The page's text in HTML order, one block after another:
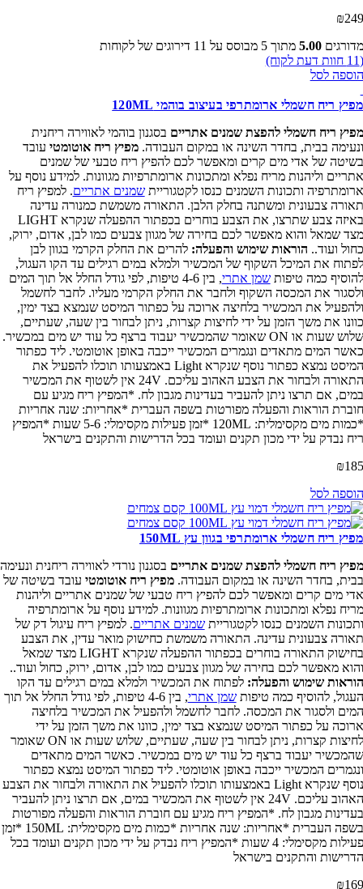
₪249
מדורגים5.00 מתוך 5 מבוסס על 11 דירוגים של לקוחות
(
11 חוות דעת לקוח)
הוספה לסל
מפיץ ריח חשמלי ארומתרפי בעיצוב בוהמי 120ML
מפיץ ריח חשמלי להפצת שמנים אתריים בסגנון בוהמי לאווירה ריחנית
ונעימה בבית, בחדר השינה או במקום העבודה.מפיץ ריח אוטומטי עובד
בשיטה של אדי מים קרים ומאפשר לכם להפיץ ריח טבעי של שמנים
אתריים וליהנות מריח נפלא ומתכונות ארומתרפיות מגוונות. למידע נוסף על
ארומתרפיה ותכונות השמנים כנסו לקטגורייתשמנים אתריים. למפיץ ריח
תאורה צבעונית ומשתנה בחלק הלבן. התאורה משמשת כמנורה עדינה
באיזה צבע שתרצו, את הצבע בוחרים בכפתור ההפעלה שנקרא LIGHT
מצד שמאל והוא מאפשר לכם בחירה של מגוון צבעים כמו לבן, אדום, ירוק,
כחול ועוד.. הוראות שימוש והפעלה: להרים את החלק הקרמי בגוון לבן
לפתוח את המיכל השקוף של המכשיר ולמלא במים רגילים עד הקו העגול,
להוסיף כמה טיפותשמן אתרי
, בין 4-6 טיפות, לפי גודל החלל אל תוך המים
ולסגור את המכסה השקוף ולחבר את החלק הקרמי מעליו. לחבר לחשמל
ולהפעיל את המכשיר בלחיצה ארוכה על כפתור המיסט שנמצא בצד ימין,
כוונו את משך הזמן על ידי לחיצות קצרות, ניתן לבחור בין שעה, שעתיים,
שלוש שעות או ON שאומר שהמכשיר יעבוד ברצף כל עוד יש מים במכשיר.
כאשר המים מתאדים ונגמרים המכשיר ייכבה באופן אוטומטי. ליד כפתור
המיסט נמצא כפתור נוסף שנקרא Light באמצעותו תוכלו להפעיל את
התאורה ולבחור את הצבע האהוב עליכם. 24V אין לשטוף את המכשיר
במים, אם תרצו ניתן להעביר בעדינות מגבון לח. *המפיץ ריח מגיע עם
חוברת הוראות והפעלה מפורטות בשפה העברית *אחריות: שנה אחריות
*כמות מים מקסימלית: 120ML *זמן פעילות מקסימלי: 5-6 שעות *המפיץ
ריח נבדק על ידי מכון תקנים ועומד בכל הדרישות והתקנים בישראל
₪185
הוספה לסל
מפיץ ריח חשמלי ארומתרפי בגוון עץ 150ML
מפיץ ריח חשמלי להפצת שמנים אתריים בסגנון נורדי לאווירה ריחנית ונעימה
בבית, בחדר השינה או במקום העבודה.מפיץ ריח אוטומטי עובד בשיטה של
אדי מים קרים ומאפשר לכם להפיץ ריח טבעי של שמנים אתריים וליהנות
מריח נפלא ומתכונות ארומתרפיות מגוונות. למידע נוסף על ארומתרפיה
ותכונות השמנים כנסו לקטגורייתשמנים אתריים. למפיץ ריח עיגול דק של
תאורה צבעונית עדינה. התאורה משמשת כחישוק מואר עדין, את הצבע
בחישוק התאורה בוחרים בכפתור ההפעלה שנקרא LIGHT מצד שמאל
והוא מאפשר לכם בחירה של מגוון צבעים כמו לבן, אדום, ירוק, כחול ועוד..
הוראות שימוש והפעלה: לפתוח את המכשיר ולמלא במים רגילים עד הקו
העגול, להוסיף כמה טיפותשמן אתרי
, בין 4-6 טיפות, לפי גודל החלל אל תוך
המים ולסגור את המכסה. לחבר לחשמל ולהפעיל את המכשיר בלחיצה
ארוכה על כפתור המיסט שנמצא בצד ימין, כוונו את משך הזמן על ידי
לחיצות קצרות, ניתן לבחור בין שעה, שעתיים, שלוש שעות או ON שאומר
שהמכשיר יעבוד ברצף כל עוד יש מים במכשיר. כאשר המים מתאדים
ונגמרים המכשיר ייכבה באופן אוטומטי. ליד כפתור המיסט נמצא כפתור
נוסף שנקרא Light באמצעותו תוכלו להפעיל את התאורה ולבחור את הצבע
האהוב עליכם. 24V אין לשטוף את המכשיר במים, אם תרצו ניתן להעביר
בעדינות מגבון לח. *המפיץ ריח מגיע עם חוברת הוראות והפעלה מפורטות
בשפה העברית *אחריות: שנה אחריות *כמות מים מקסימלית: 150ML *זמן
פעילות מקסימלי: 4 שעות *המפיץ ריח נבדק על ידי מכון תקנים ועומד בכל
הדרישות והתקנים בישראל
₪169